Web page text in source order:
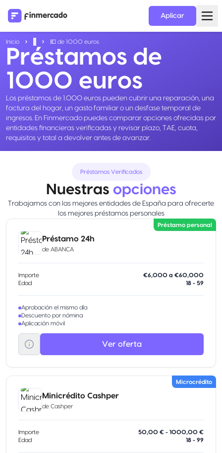
Aplicar
Inicio 💶 de 1000 euros
Préstamos de
1000 euros
Los préstamos de 1.000 euros pueden cubrir una reparación, una
factura del hogar, un gasto familiar o un desfase temporal de
ingresos. En Finmercado puedes comparar opciones ofrecidas por
entidades financieras verificadas y revisar plazo, TAE, cuota,
requisitos y total a devolver antes de avanzar.
Préstamos Verificados
Nuestras opciones
Trabajamos con las mejores entidades de España para ofrecerte
los mejores préstamos personales
Préstamo personal
Préstamo 24h
de ABANCA
Importe
€6,000 a €60,000
Edad
18 - 59
Aprobación el mismo día
Descuento por nómina
Aplicación móvil
Ver oferta
Microcrédito
Minicrédito Cashper
de Cashper
Importe
50,00 € - 1000,00 €
Edad
18 - 99